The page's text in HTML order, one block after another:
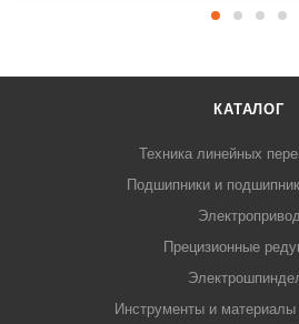
КАТАЛОГ
Техника линейных
Подшипники и
Прецизионные
Инструменты и